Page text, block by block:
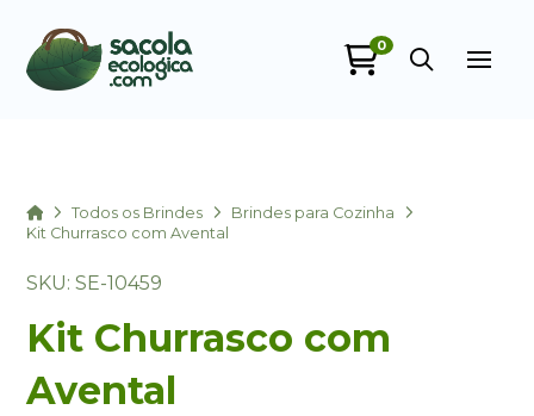
0
HomeTodos os Brindes
Brindes para Cozinha
Kit Churrasco com Avental
SKU: SE-10459
Kit Churrasco com
Avental